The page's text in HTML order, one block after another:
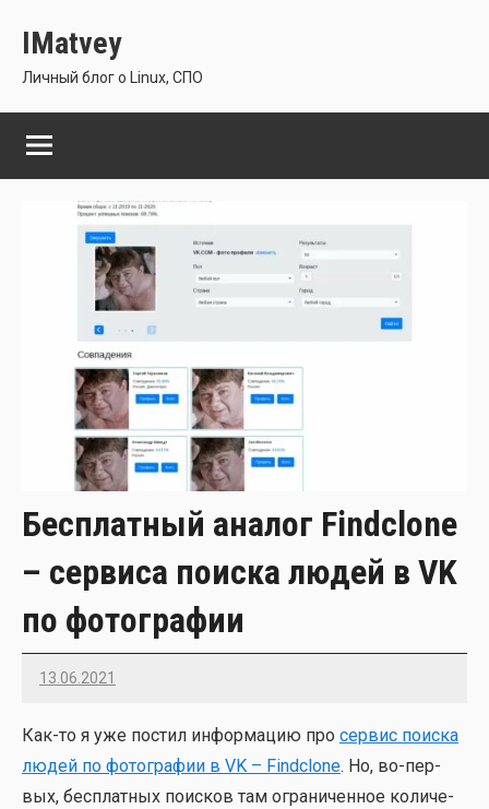
содержимому
IMatvey
Личный блог о Linux, СПО
Бесплатный аналог Findclone
– сервиса поиска людей в VK
по фотографии
13.06.2021
Imatvey
Как-то я уже постил инфор­ма­цию про сер­вис поис­ка
людей по фото­гра­фии в VK – Findclone. Но, во-пер­
вых, бес­плат­ных поис­ков там огра­ни­чен­ное коли­че­